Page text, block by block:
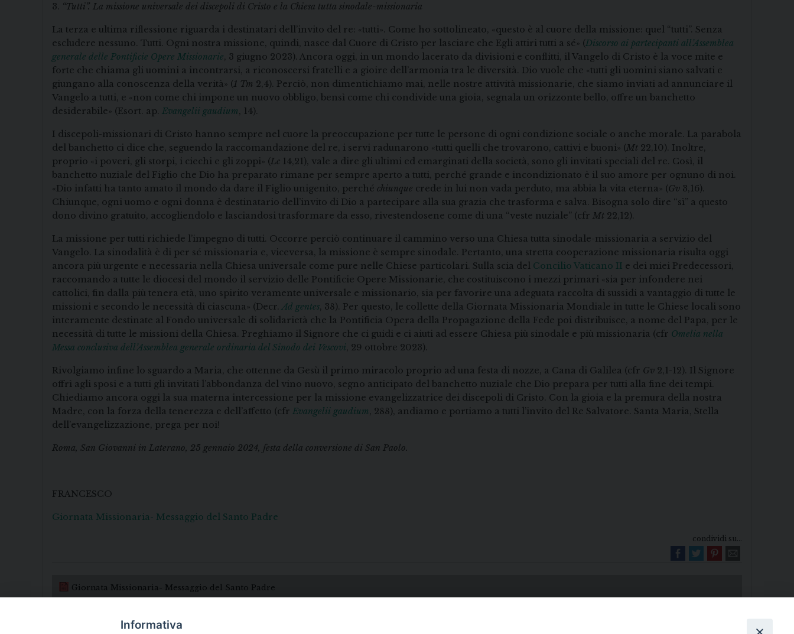
3. “Tutti”. La missione universale dei discepoli di Cristo e la Chiesa tutta sinodale-missionaria
La terza e ultima riflessione riguarda i destinatari dell’invito del re: «tutti». Come ho sottolineato, «questo è al cuore della missione: quel “tutti”. Senza
escludere nessuno. Tutti. Ogni nostra missione, quindi, nasce dal Cuore di Cristo per lasciare che Egli attiri tutti a sé» (Discorso ai partecipanti all’Assemblea
generale delle Pontificie Opere Missionarie, 3 giugno 2023). Ancora oggi, in un mondo lacerato da divisioni e conflitti, il Vangelo di Cristo è la voce mite e
forte che chiama gli uomini a incontrarsi, a riconoscersi fratelli e a gioire dell’armonia tra le diversità. Dio vuole che «tutti gli uomini siano salvati e
giungano alla conoscenza della verità» (1 Tm 2,4). Perciò, non dimentichiamo mai, nelle nostre attività missionarie, che siamo inviati ad annunciare il
Vangelo a tutti, e «non come chi impone un nuovo obbligo, bensì come chi condivide una gioia, segnala un orizzonte bello, offre un banchetto
desiderabile» (Esort. ap. Evangelii gaudium, 14).
I discepoli-missionari di Cristo hanno sempre nel cuore la preoccupazione per tutte le persone di ogni condizione sociale o anche morale. La parabola
del banchetto ci dice che, seguendo la raccomandazione del re, i servi radunarono «tutti quelli che trovarono, cattivi e buoni» (Mt 22,10). Inoltre,
proprio «i poveri, gli storpi, i ciechi e gli zoppi» (Lc 14,21), vale a dire gli ultimi ed emarginati della società, sono gli invitati speciali del re. Così, il
banchetto nuziale del Figlio che Dio ha preparato rimane per sempre aperto a tutti, perché grande e incondizionato è il suo amore per ognuno di noi.
«Dio infatti ha tanto amato il mondo da dare il Figlio unigenito, perché chiunque crede in lui non vada perduto, ma abbia la vita eterna» (Gv 3,16).
Chiunque, ogni uomo e ogni donna è destinatario dell’invito di Dio a partecipare alla sua grazia che trasforma e salva. Bisogna solo dire “sì” a questo
dono divino gratuito, accogliendolo e lasciandosi trasformare da esso, rivestendosene come di una “veste nuziale” (cfr Mt 22,12).
La missione per tutti richiede l’impegno di tutti. Occorre perciò continuare il cammino verso una Chiesa tutta sinodale-missionaria a servizio del
Vangelo. La sinodalità è di per sé missionaria e, viceversa, la missione è sempre sinodale. Pertanto, una stretta cooperazione missionaria risulta oggi
ancora più urgente e necessaria nella Chiesa universale come pure nelle Chiese particolari. Sulla scia del Concilio Vaticano II e dei miei Predecessori,
raccomando a tutte le diocesi del mondo il servizio delle Pontificie Opere Missionarie, che costituiscono i mezzi primari «sia per infondere nei
cattolici, fin dalla più tenera età, uno spirito veramente universale e missionario, sia per favorire una adeguata raccolta di sussidi a vantaggio di tutte le
missioni e secondo le necessità di ciascuna» (Decr.Ad gentes, 38). Per questo, le collette della Giornata Missionaria Mondiale in tutte le Chiese locali sono
interamente destinate al Fondo universale di solidarietà che la Pontificia Opera della Propagazione della Fede poi distribuisce, a nome del Papa, per le
necessità di tutte le missioni della Chiesa. Preghiamo il Signore che ci guidi e ci aiuti ad essere Chiesa più sinodale e più missionaria (cfr Omelia nella
Messa conclusiva dell’Assemblea generale ordinaria del Sinodo dei Vescovi, 29 ottobre 2023).
Rivolgiamo infine lo sguardo a Maria, che ottenne da Gesù il primo miracolo proprio ad una festa di nozze, a Cana di Galilea (cfr Gv 2,1-12). Il Signore
offrì agli sposi e a tutti gli invitati l’abbondanza del vino nuovo, segno anticipato del banchetto nuziale che Dio prepara per tutti alla fine dei tempi.
Chiediamo ancora oggi la sua materna intercessione per la missione evangelizzatrice dei discepoli di Cristo. Con la gioia e la premura della nostra
Madre, con la forza della tenerezza e dell’affetto (cfr Evangelii gaudium, 288), andiamo e portiamo a tutti l’invito del Re Salvatore. Santa Maria, Stella
dell’evangelizzazione, prega per noi!
Roma, San Giovanni in Laterano, 25 gennaio 2024, festa della conversione di San Paolo.
FRANCESCO
Giornata Missionaria- Messaggio del Santo Padre
condividi su...
Giornata Missionaria- Messaggio del Santo Padre
Informativa